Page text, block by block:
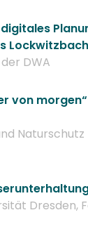
DWA
von
Dresden,